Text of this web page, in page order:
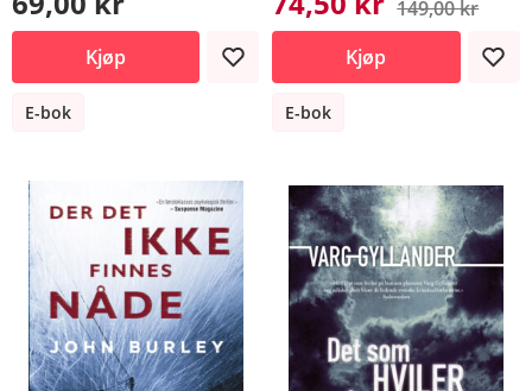
Kjøp
E-bok
149,00 kr
Kjøp
E-bok